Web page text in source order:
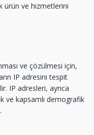
ürün ve hizmetlerini
ve çözülmesi için,
IP adresini tespit
IP adresleri, ayrıca
ve kapsamlı demografik